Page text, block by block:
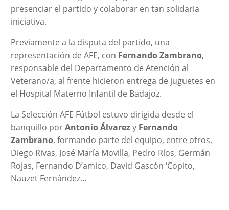
presenciar el partido y colaborar en tan solidaria
iniciativa.
Previamente a la disputa del partido, una
representación de AFE, con Fernando Zambrano,
responsable del Departamento de Atención al
Veterano/a, al frente hicieron entrega de juguetes en
el Hospital Materno Infantil de Badajoz.
La Selección AFE Fútbol estuvo dirigida desde el
banquillo porAntonio Álvarezy Fernando
Zambrano, formando parte del equipo, entre otros,
Diego Rivas, José María Movilla, Pedro Ríos, Germán
Rojas, Fernando D’amico, David Gascón ‘Copito,
Nauzet Fernández…